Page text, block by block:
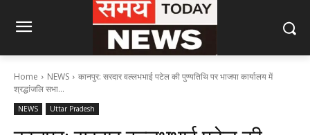
Home NEWS
कानपुर: सरदार वल्लभभाई पटेल की पुण्यतिथि पर भाजपा कार्यालय में
श्रद्धांजलि सभा...
NEWS Uttar Pradesh